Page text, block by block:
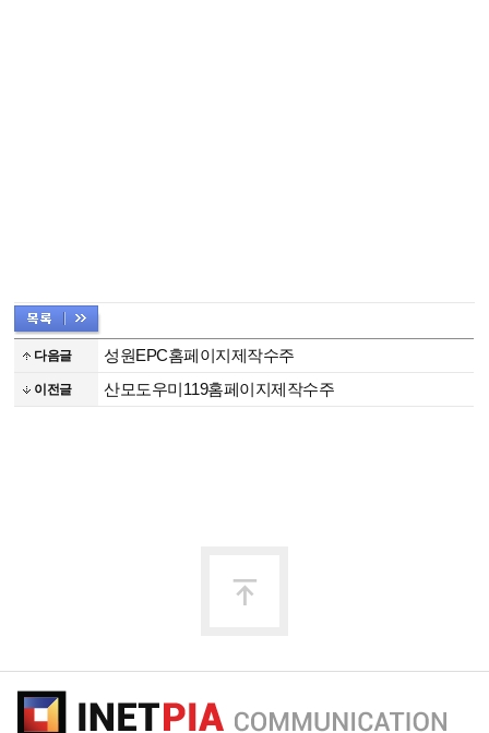
다음글 성원EPC홈페이지제작수주
이전글 산모도우미119홈페이지제작수주